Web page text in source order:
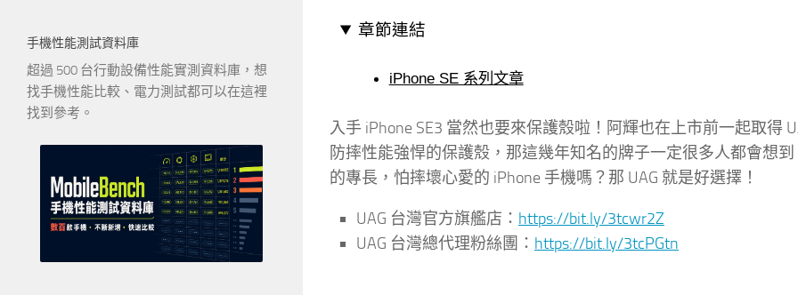
章節連結
iPhone SE 系列文章
入手 iPhone SE3 當然也要來保護殼啦！阿輝也在上市前一起取得
防摔性能強悍的保護殼，那這幾年知名的牌子一定很多人都會想
的專長，怕摔壞心愛的 iPhone 手機嗎？那 UAG 就是好選擇！
UAG 台灣官方旗艦店： https://bit.ly/3tcwr2Z
UAG 台灣總代理粉絲團： https://bit.ly/3tcPGtn
手機性能測試資料庫
超過 500 台行動設備性能實測資料庫，想
找手機性能比較、電力測試都可以在這裡
找到參考。